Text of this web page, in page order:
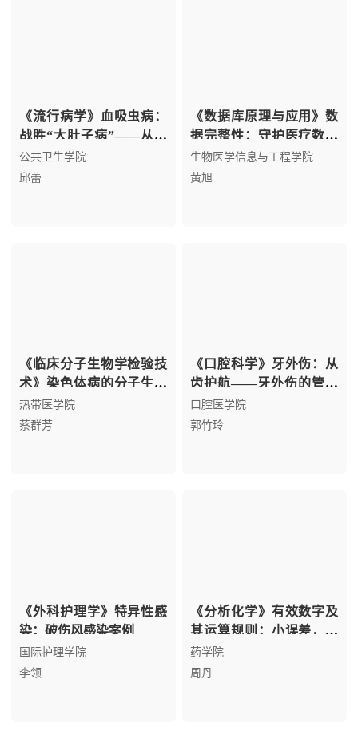
《流行病学》血吸虫病：
战胜“大肚子病”——从瘟
疫到胜利的传染病防治之
路
公共卫生学院
邱蕾
《数据库原理与应用》数
据完整性：守护医疗数据
之基
生物医学信息与工程学院
黄旭
《临床分子生物学检验技
术》染色体病的分子生物
学检验、Down综合征的分
子检验：分子检验 国家责
热带医学院
蔡群芳
《口腔科学》牙外伤：从
齿护航——牙外伤的管理
攻略
口腔医学院
郭竹玲
《外科护理学》特异性感
染：破伤风感染案例
国际护理学院
李领
《分析化学》有效数字及
其运算规则：小误差，大
发现
药学院
周丹